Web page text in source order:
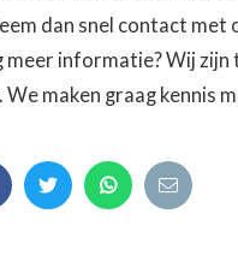
dan snel contact met
meer informatie? Wij zijn
We maken graag kennis
  